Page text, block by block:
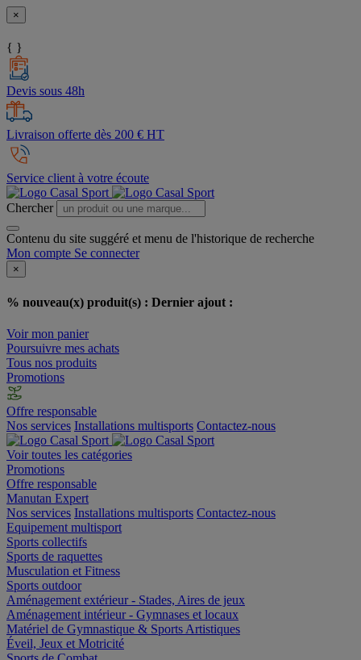
×
{ }
Devis sous 48h
Livraison offerte dès 200 € HT
Service client à votre écoute
Chercher
Contenu du site suggéré et menu de l'historique de recherche
Mon compte Se connecter
×
% nouveau(x) produit(s) : Dernier ajout :
Voir mon panier
Poursuivre mes achats
Tous nos produits
Promotions
Offre responsable
Nos services Installations multisports Contactez-nous
Voir toutes les catégories
Promotions
Offre responsable
Manutan Expert
Nos services Installations multisports Contactez-nous
Equipement multisport
Sports collectifs
Sports de raquettes
Musculation et Fitness
Sports outdoor
Aménagement extérieur - Stades, Aires de jeux
Aménagement intérieur - Gymnases et locaux
Matériel de Gymnastique & Sports Artistiques
Éveil, Jeux et Motricité